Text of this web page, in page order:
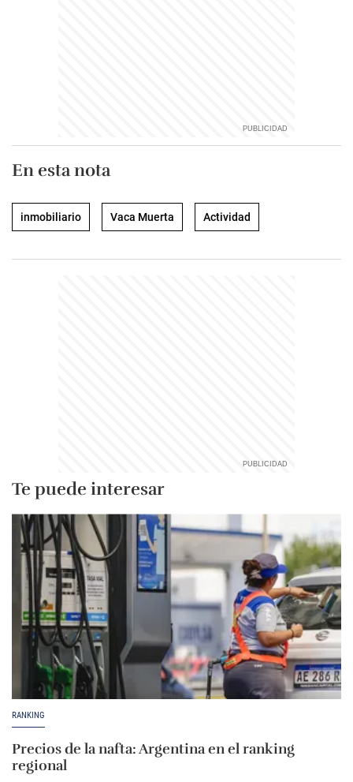
En esta nota
inmobiliario Vaca Muerta Actividad
Te puede interesar
RANKING
Precios de la nafta: Argentina en el ranking
regional